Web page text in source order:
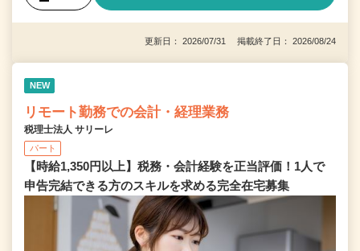
更新日： 2026/07/31 掲載終了日： 2026/08/24
NEW
リモート勤務での会計・経理業務
税理士法人 サリーレ
パート
【時給1,350円以上】税務・会計経験を正当評価！1⼈で
申告完結できる⽅のスキルを求める完全在宅募集